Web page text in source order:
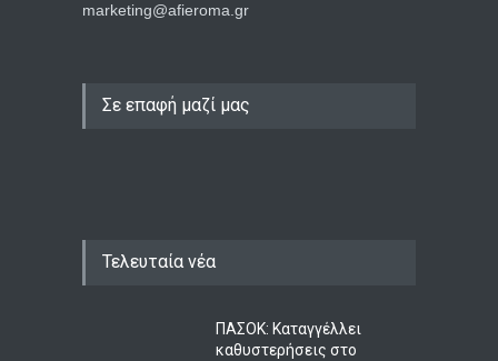
marketing@afieroma.gr
Σε επαφή μαζί μας
Τελευταία νέα
ΠΑΣΟΚ: Καταγγέλλει
καθυστερήσεις στο